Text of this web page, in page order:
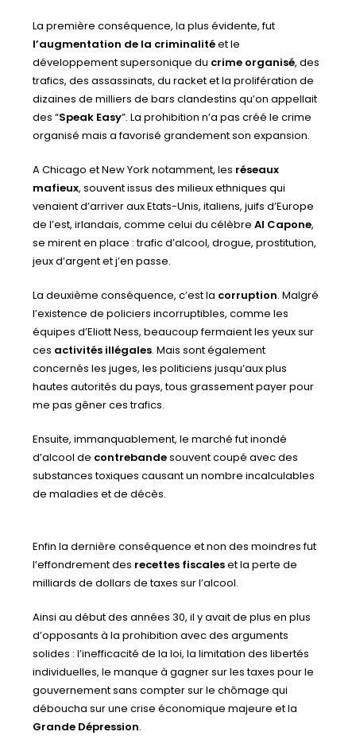
La première conséquence, la plus évidente, fut
l’augmentation de la criminalitéet le
développement supersonique du crime organisé, des
trafics, des assassinats, du racket et la prolifération de
dizaines de milliers de bars clandestins qu’on appellait
des “Speak Easy”. La prohibition n’a pas créé le crime
organisé mais a favorisé grandement son expansion.
A Chicago et New York notamment, les réseaux
mafieux, souvent issus des milieux ethniques qui
venaient d’arriver aux Etats-Unis, italiens, juifs d’Europe
de l’est, irlandais, comme celui du célèbreAl Capone,
se mirent en place : trafic d’alcool, drogue, prostitution,
jeux d’argent et j’en passe.
La deuxième conséquence, c’est la corruption. Malgré
l’existence de policiers incorruptibles, comme les
équipes d’Eliott Ness, beaucoup fermaient les yeux sur
ces activités illégales. Mais sont également
concernés les juges, les politiciens jusqu’aux plus
hautes autorités du pays, tous grassement payer pour
me pas gêner ces trafics.
Ensuite, immanquablement, le marché fut inondé
d’alcool de contrebandesouvent coupé avec des
substances toxiques causant un nombre incalculables
de maladies et de décès.
Enfin la dernière conséquence et non des moindres fut
l’effondrement des recettes fiscaleset la perte de
milliards de dollars de taxes sur l’alcool.
Ainsi au début des années 30, il y avait de plus en plus
d’opposants à la prohibition avec des arguments
solides : l’inefficacité de la loi, la limitation des libertés
individuelles, le manque à gagner sur les taxes pour le
gouvernement sans compter sur le chômage qui
déboucha sur une crise économique majeure et la
Grande Dépression.